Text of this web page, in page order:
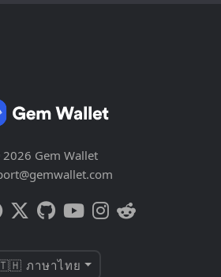
Gem Wallet
ภาษาไทย